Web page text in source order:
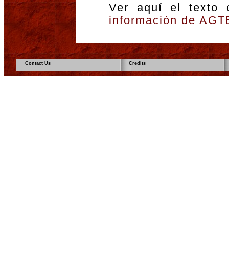
Ver aquí el texto
información de
Contact Us Credits